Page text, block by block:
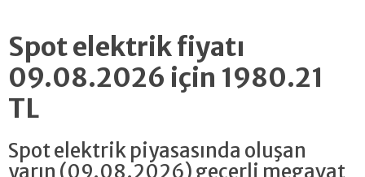
Spot elektrik fiyatı
09.08.2026 için 1980.21
TL
Spot elektrik piyasasında oluşan
yarın (09.08.2026) geçerli megavat